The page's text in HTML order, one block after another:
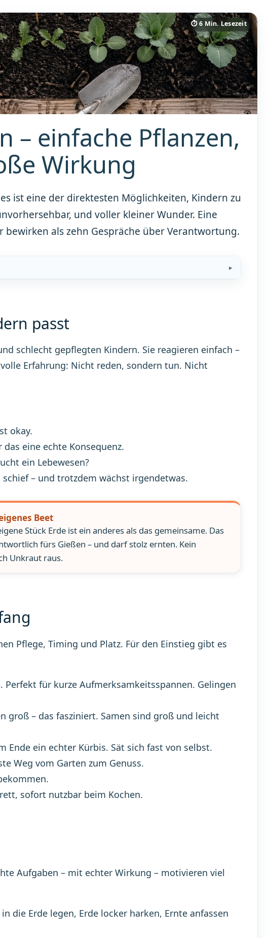
⏱ 6 Min. Lesezeit
– einfache Pflanzen,
Wirkung
ist eine der direktesten Möglichkeiten, Kindern zu
und voller kleiner Wunder. Eine
als zehn Gespräche über Verantwortung.
passt
schlecht gepflegten Kindern. Sie reagieren einfach –
Erfahrung: Nicht reden, sondern tun. Nicht
okay.
eine echte Konsequenz.
ein Lebewesen?
– und trotzdem wächst irgendetwas.
Beet
Stück Erde ist ein anderes als das gemeinsame. Das
fürs Gießen – und darf stolz ernten. Kein
Unkraut raus.
Pflege, Timing und Platz. Für den Einstieg gibt es
Perfekt für kurze Aufmerksamkeitsspannen. Gelingen
groß – das fasziniert. Samen sind groß und leicht
Ende ein echter Kürbis. Sät sich fast von selbst.
Weg vom Garten zum Genuss.
sofort nutzbar beim Kochen.
Aufgaben – mit echter Wirkung – motivieren viel
die Erde legen, Erde locker harken, Ernte anfassen